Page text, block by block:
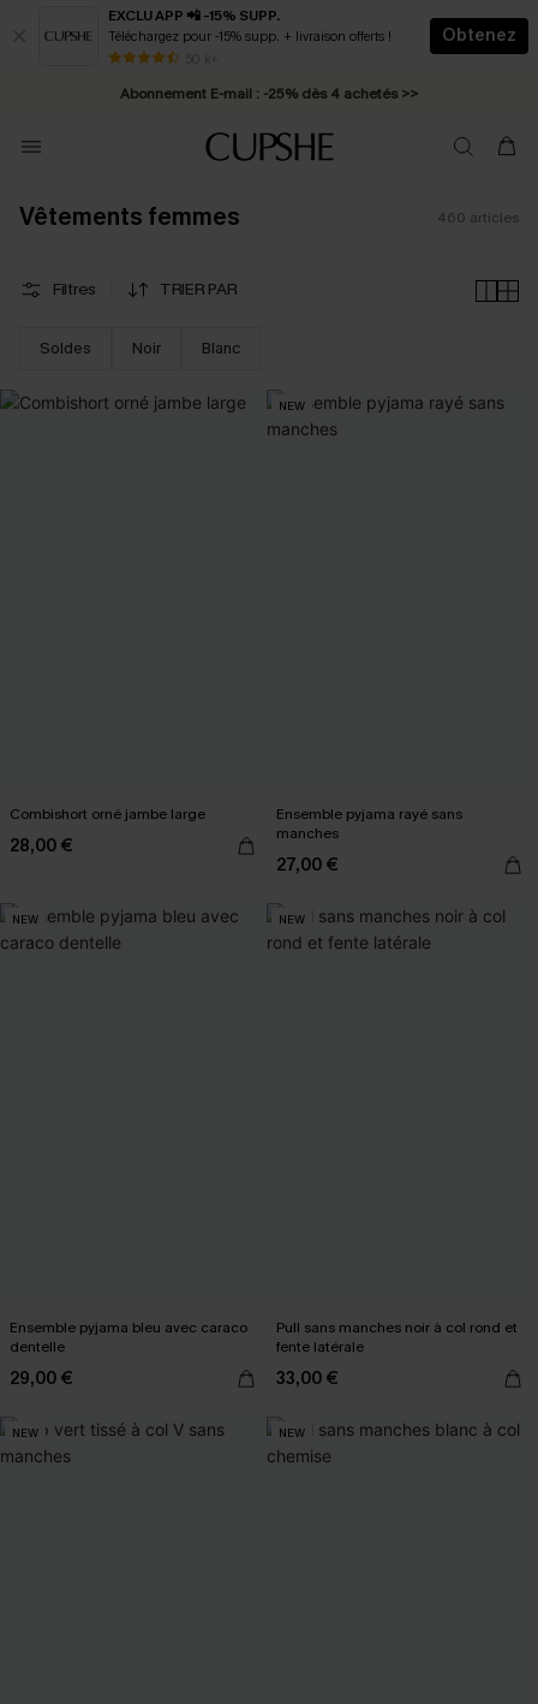
EXCLU APP 📲 -15% SUPP.
Téléchargez pour -15% supp. + livraison offerts !
50 k+
Obtenez
* Livraison éclair 2-3 jours ouvrés >>
Abonnement E-mail : -25% dès 4 achetés >>
Vêtements femmes 460 articles
Filtres TRIER PAR
Soldes Noir Blanc
Combishort orné jambe large
28,00 €
NEW
Ensemble pyjama rayé sans
manches
27,00 €
NEW
Ensemble pyjama bleu avec caraco
dentelle
29,00 €
NEW
Pull sans manches noir à col rond et
fente latérale
33,00 €
NEW NEW